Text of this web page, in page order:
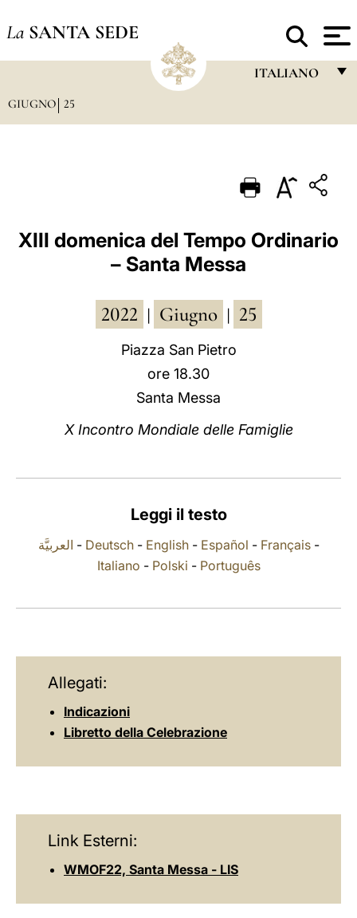
La SANTA SEDE
ITALIANO
PORTUGUÊS
ESPAÑOL
العربيّة
GIUGNO 25
XIII domenica del Tempo Ordinario
– Santa Messa
2022 Giugno 25
Piazza San Pietro
ore 18.30
Santa Messa
X Incontro Mondiale delle Famiglie
Leggi il testo
العربيَّة - Deutsch- English- Español - Français-
Italiano - Polski - Português
Allegati:
Indicazioni
Libretto della Celebrazione
Link Esterni:
WMOF22, Santa Messa - LIS